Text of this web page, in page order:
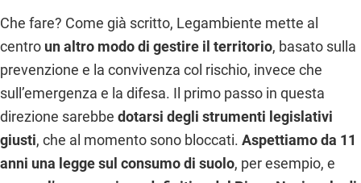
Che fare? Come già scritto, Legambiente mette al
centro un altro modo di gestire il territorio, basato sulla
prevenzione e la convivenza col rischio, invece che
sull’emergenza e la difesa. Il primo passo in questa
direzione sarebbe dotarsi degli strumenti legislativi
giusti, che al momento sono bloccati. Aspettiamo da 11
anni una legge sul consumo di suolo, per esempio, e